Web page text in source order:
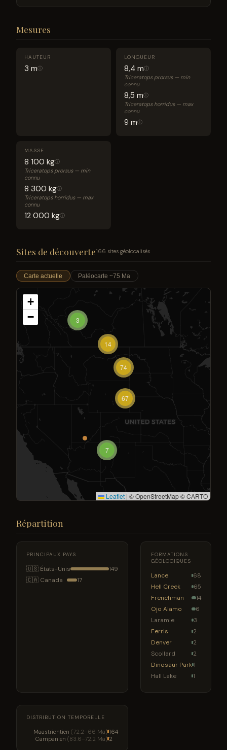
Mesures
HAUTEUR
3 mⓘ
LONGUEUR
8,4 mⓘ
Triceratops prorsus — min
connu
8,5 mⓘ
Triceratops horridus — max
connu
9 mⓘ
MASSE
8 100 kgⓘ
Triceratops prorsus — min
connu
8 300 kgⓘ
Triceratops horridus — max
connu
12 000 kgⓘ
Sites de découverte166 sites géolocalisés
Carte actuelle Paléocarte ~75 Ma
7
3
14
74
67
+
−
Leaflet | © OpenStreetMap © CARTO
Répartition
PRINCIPAUX PAYS
🇺🇸 États-Unis 149
🇨🇦 Canada 17
FORMATIONS
GÉOLOGIQUES
Lance 68
Hell Creek 65
Frenchman 14
Ojo Alamo 6
Laramie 3
Ferris 2
Denver 2
Scollard 2
Dinosaur Park 1
Hall Lake 1
DISTRIBUTION TEMPORELLE
Maastrichtien (72.2–66 Ma) 164
Campanien (83.6–72.2 Ma) 2